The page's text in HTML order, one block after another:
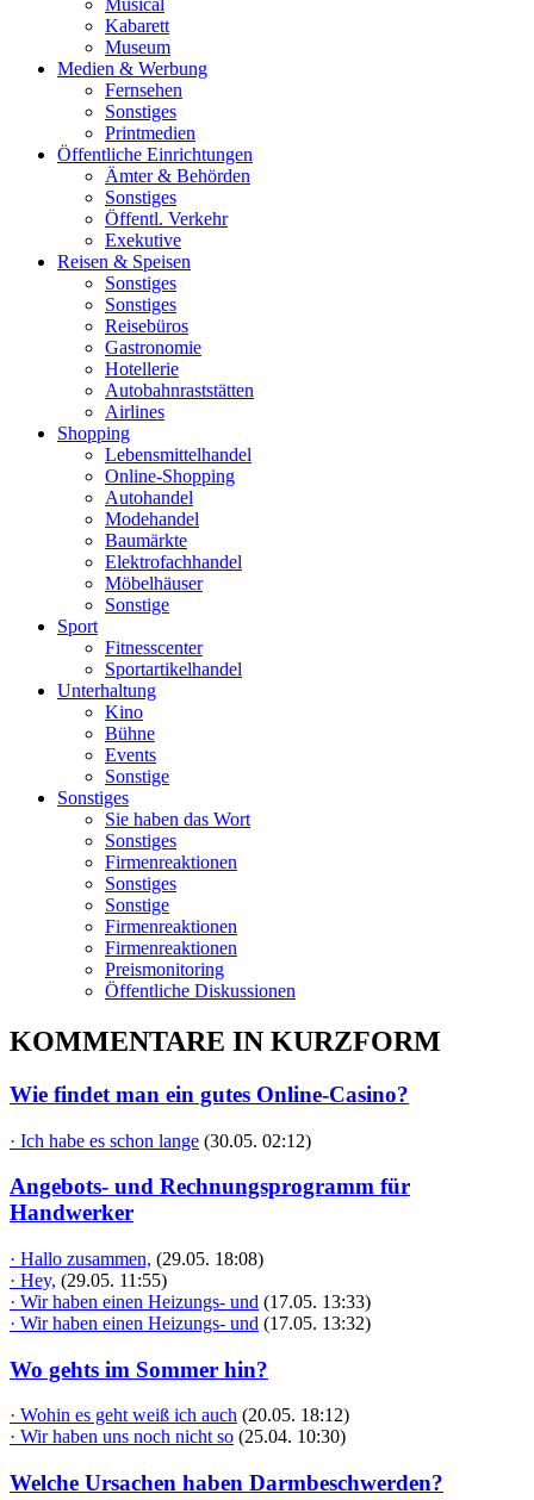
Musical
Kabarett
Museum
Medien & Werbung
Fernsehen
Sonstiges
Printmedien
Öffentliche Einrichtungen
Ämter & Behörden
Sonstiges
Öffentl. Verkehr
Exekutive
Reisen & Speisen
Sonstiges
Sonstiges
Reisebüros
Gastronomie
Hotellerie
Autobahnraststätten
Airlines
Shopping
Lebensmittelhandel
Online-Shopping
Autohandel
Modehandel
Baumärkte
Elektrofachhandel
Möbelhäuser
Sonstige
Sport
Fitnesscenter
Sportartikelhandel
Unterhaltung
Kino
Bühne
Events
Sonstige
Sonstiges
Sie haben das Wort
Sonstiges
Firmenreaktionen
Sonstiges
Sonstige
Firmenreaktionen
Firmenreaktionen
Preismonitoring
Öffentliche Diskussionen
KOMMENTARE IN KURZFORM
Wie findet man ein gutes Online-Casino?
· Ich habe es schon lange (30.05. 02:12)
Angebots- und Rechnungsprogramm für
Handwerker
· Hallo zusammen, (29.05. 18:08)
· Hey, (29.05. 11:55)
· Wir haben einen Heizungs- und (17.05. 13:33)
· Wir haben einen Heizungs- und (17.05. 13:32)
Wo gehts im Sommer hin?
· Wohin es geht weiß ich auch (20.05. 18:12)
· Wir haben uns noch nicht so (25.04. 10:30)
Welche Ursachen haben Darmbeschwerden?